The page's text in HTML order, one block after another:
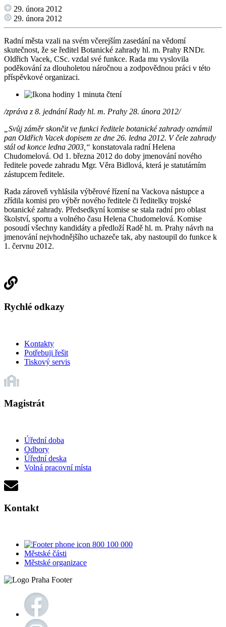
29. února 2012
29. února 2012
Radní města vzali na svém včerejším zasedání na vědomí
skutečnost, že se ředitel Botanické zahrady hl. m. Prahy RNDr.
Oldřich Vacek, CSc. vzdal své funkce. Rada mu vyslovila
poděkování za dlouholetou náročnou a zodpovědnou práci v této
příspěvkové organizaci.
1 minuta čtení
/zpráva z 8. jednání Rady hl. m. Prahy 28. února 2012/
„Svůj záměr skončit ve funkci ředitele botanické zahrady oznámil
pan Oldřich Vacek dopisem ze dne 26. ledna 2012. V čele zahrady
stál od konce ledna 2003,“ konstatovala radní Helena
Chudomelová. Od 1. března 2012 do doby jmenování nového
ředitele povede zahradu Mgr. Věra Bidlová, která je statutárním
zástupcem ředitele.
Rada zároveň vyhlásila výběrové řízení na Vackova nástupce a
zřídila komisi pro výběr nového ředitele či ředitelky trojské
botanické zahrady. Předsedkyní komise se stala radní pro oblast
školství, sportu a volného času Helena Chudomelová. Komise
posoudí všechny kandidáty a předloží Radě hl. m. Prahy návrh na
jmenování nejvhodnějšího uchazeče tak, aby nastoupil do funkce k
1. červnu 2012.
Rychlé odkazy
Kontakty
Potřebuji řešit
Tiskový servis
Magistrát
Úřední doba
Odbory
Úřední deska
Volná pracovní místa
Kontakt
800 100 000
Městské části
Městské organizace